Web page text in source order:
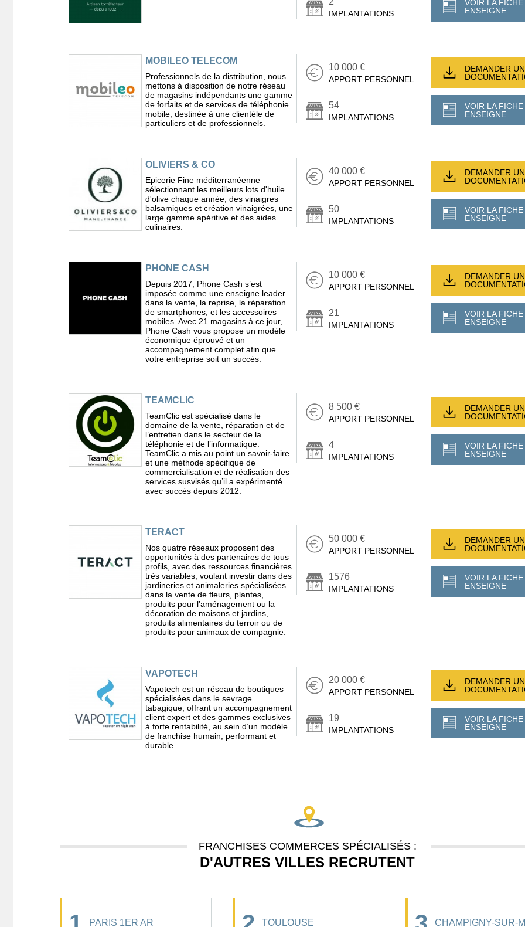
IMPLANTATIONS
VOIR LA FICHE
ENSEIGNE
MOBILEO TELECOM
Professionnels de la distribution, nous
mettons à disposition de notre réseau
de magasins indépendants une gamme
de forfaits et de services de téléphonie
mobile, destinée à une clientèle de
particuliers et de professionnels.
10 000 €
APPORT PERSONNEL
54
IMPLANTATIONS
DEMANDER
VOIR LA FICHE
ENSEIGNE
OLIVIERS & CO
Epicerie Fine méditerranéenne
sélectionnant les meilleurs lots d'huile
d'olive chaque année, des vinaigres
balsamiques et création vinaigrées, une
large gamme apéritive et des aides
culinaires.
40 000 €
APPORT PERSONNEL
50
IMPLANTATIONS
DEMANDER
VOIR LA FICHE
ENSEIGNE
PHONE CASH
Depuis 2017, Phone Cash s’est
imposée comme une enseigne leader
dans la vente, la reprise, la réparation
de smartphones, et les accessoires
mobiles. Avec 21 magasins à ce jour,
Phone Cash vous propose un modèle
économique éprouvé et un
accompagnement complet afin que
votre entreprise soit un succès.
10 000 €
APPORT PERSONNEL
21
IMPLANTATIONS
DEMANDER
VOIR LA FICHE
ENSEIGNE
TEAMCLIC
TeamClic est spécialisé dans le
domaine de la vente, réparation et de
l’entretien dans le secteur de la
téléphonie et de l’informatique.
TeamClic a mis au point un savoir-faire
et une méthode spécifique de
commercialisation et de réalisation des
services susvisés qu’il a expérimenté
avec succès depuis 2012.
8 500 €
APPORT PERSONNEL
4
IMPLANTATIONS
DEMANDER
VOIR LA FICHE
ENSEIGNE
TERACT
Nos quatre réseaux proposent des
opportunités à des partenaires de tous
profils, avec des ressources financières
très variables, voulant investir dans des
jardineries et animaleries spécialisées
dans la vente de fleurs, plantes,
produits pour l’aménagement ou la
décoration de maisons et jardins,
produits alimentaires du terroir ou de
produits pour animaux de compagnie.
50 000 €
APPORT PERSONNEL
1576
IMPLANTATIONS
DEMANDER
VOIR LA FICHE
ENSEIGNE
VAPOTECH
Vapotech est un réseau de boutiques
spécialisées dans le sevrage
tabagique, offrant un accompagnement
client expert et des gammes exclusives
à forte rentabilité, au sein d’un modèle
de franchise humain, performant et
durable.
20 000 €
APPORT PERSONNEL
19
IMPLANTATIONS
DEMANDER
VOIR LA FICHE
ENSEIGNE
FRANCHISES COMMERCES SPÉCIALISÉS :
D'AUTRES VILLES RECRUTENT
PARIS 1ER AR TOULOUSE CHAMPIGNY-SUR-